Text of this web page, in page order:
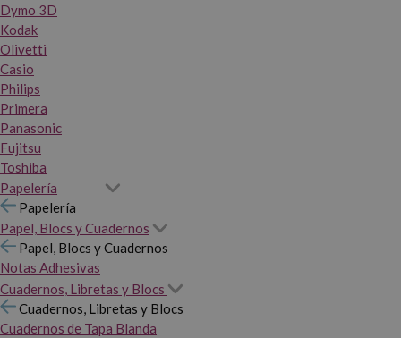
Dymo 3D
Kodak
Olivetti
Casio
Philips
Primera
Panasonic
Fujitsu
Toshiba
Papelería
Papelería
Papel, Blocs y Cuadernos
Papel, Blocs y Cuadernos
Notas Adhesivas
Cuadernos, Libretas y Blocs
Cuadernos, Libretas y Blocs
Cuadernos de Tapa Blanda